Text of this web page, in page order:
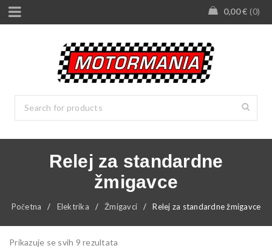
0,00€ 0
Relej za standardne
žmigavce
Početna / Elektrika / Žmigavci / Relej za standardne žmigavce
Prikazuje se svih 9 rezultata